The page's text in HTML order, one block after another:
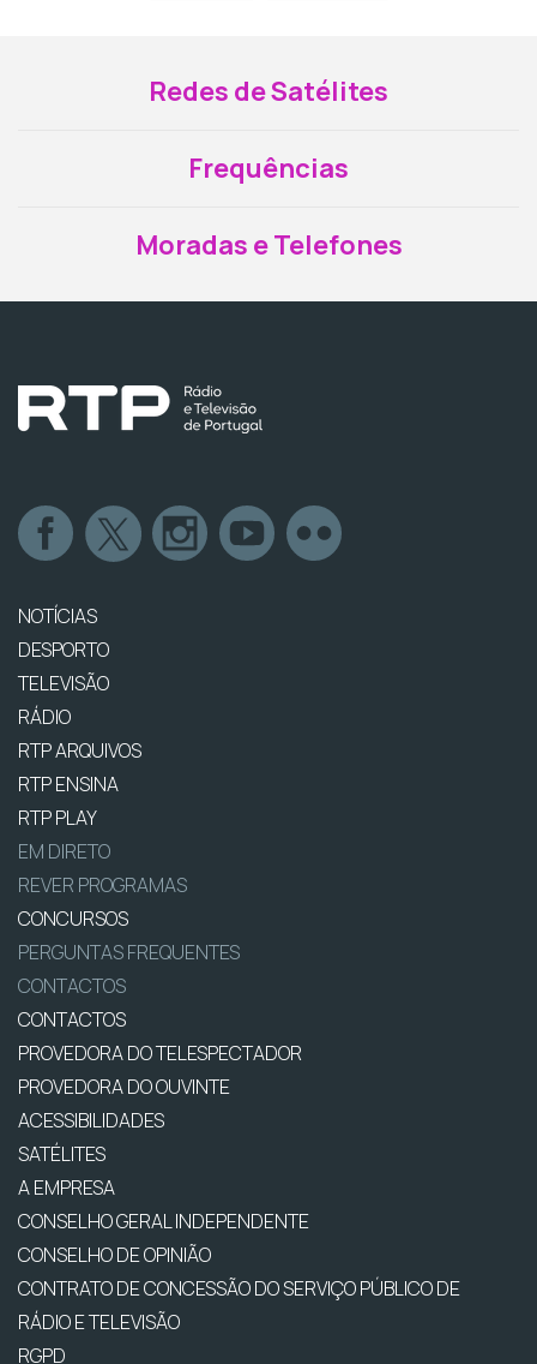
Redes de Satélites
Frequências
Moradas e Telefones
NOTÍCIAS
DESPORTO
TELEVISÃO
RÁDIO
RTP ARQUIVOS
RTP ENSINA
RTP PLAY
EM DIRETO
REVER PROGRAMAS
CONCURSOS
PERGUNTAS FREQUENTES
CONTACTOS
CONTACTOS
PROVEDORA DO TELESPECTADOR
PROVEDORA DO OUVINTE
ACESSIBILIDADES
SATÉLITES
A EMPRESA
CONSELHO GERAL INDEPENDENTE
CONSELHO DE OPINIÃO
CONTRATO DE CONCESSÃO DO SERVIÇO PÚBLICO DE
RÁDIO E TELEVISÃO
RGPD